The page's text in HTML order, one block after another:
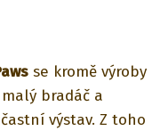
se kromě výroby
bradáč a
výstav. Z toho